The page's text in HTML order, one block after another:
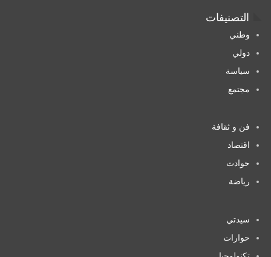
التصنيفات
وطني
دولي
سياسة
مجتمع
فن و ثقافة
اقتصاد
حوادث
رياضة
سيدتي
حوارات